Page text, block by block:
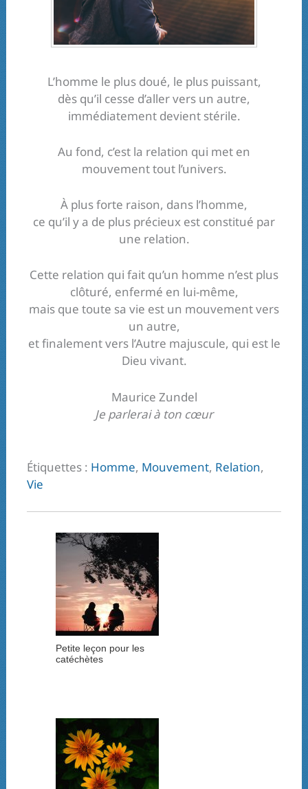
L’homme le plus doué, le plus puissant,
dès qu’il cesse d’aller vers un autre,
immédiatement devient stérile.
Au fond, c’est la relation qui met en
mouvement tout l’univers.
À plus forte raison, dans l’homme,
ce qu’il y a de plus précieux est constitué par
une relation.
Cette relation qui fait qu’un homme n’est plus
clôturé, enfermé en lui-même,
mais que toute sa vie est un mouvement vers
un autre,
et finalement vers l’Autre majuscule, qui est le
Dieu vivant.
Maurice Zundel
Je parlerai à ton cœur
Étiquettes : Homme, Mouvement, Relation,
Vie
Petite leçon pour les
catéchètes